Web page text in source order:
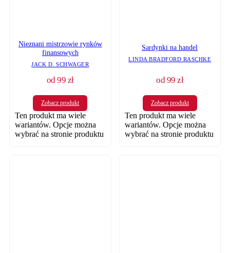
Nieznani mistrzowie rynków
finansowych
JACK D. SCHWAGER
od99 zł
Zobacz produkt
Ten produkt ma wiele
wariantów. Opcje można
wybrać na stronie produktu
Sardynki na handel
LINDA BRADFORD RASCHKE
od 99zł
Zobacz produkt
Ten produkt ma wiele
wariantów. Opcje można
wybrać na stronie produktu